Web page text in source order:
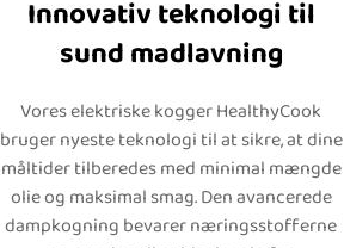
Innovativ teknologi til
sund madlavning
Vores elektriske kogger HealthyCook
bruger nyeste teknologi til at sikre, at dine
måltider tilberedes med minimal mængde
olie og maksimal smag. Den avancerede
dampkogning bevarer næringsstofferne